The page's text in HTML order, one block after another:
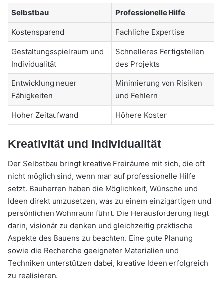
Selbstbau Professionelle Hilfe
Kostensparend Fachliche Expertise
Gestaltungsspielraum und
Individualität
Schnelleres Fertigstellen
des Projekts
Entwicklung neuer
Fähigkeiten
Minimierung von Risiken
und Fehlern
Hoher Zeitaufwand Höhere Kosten
Kreativität und Individualität
Der Selbstbau bringt kreative Freiräume mit sich, die oft
nicht möglich sind, wenn man auf professionelle Hilfe
setzt. Bauherren haben die Möglichkeit, Wünsche und
Ideen direkt umzusetzen, was zu einem einzigartigen und
persönlichen Wohnraum führt. Die Herausforderung liegt
darin, visionär zu denken und gleichzeitig praktische
Aspekte des Bauens zu beachten. Eine gute Planung
sowie die Recherche geeigneter Materialien und
Techniken unterstützen dabei, kreative Ideen erfolgreich
zu realisieren.